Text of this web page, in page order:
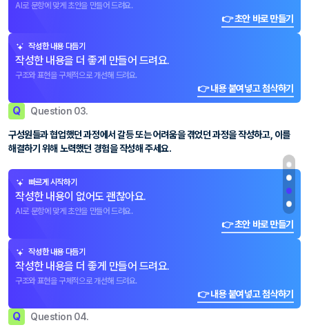
AI로 문항에 맞게 초안을 만들어 드려요.
👉 초안 바로 만들기
작성한 내용 다듬기
작성한 내용을 더 좋게 만들어 드려요.
구조와 표현을 구체적으로 개선해 드려요.
👉 내용 붙여넣고 첨삭하기
Q Question 03.
구성원들과 협업했던 과정에서 갈등 또는 어려움을 겪었던 과정을 작성하고, 이를
해결하기 위해 노력했던 경험을 작성해 주세요.
빠르게 시작하기
작성한 내용이 없어도 괜찮아요.
AI로 문항에 맞게 초안을 만들어 드려요.
👉 초안 바로 만들기
작성한 내용 다듬기
작성한 내용을 더 좋게 만들어 드려요.
구조와 표현을 구체적으로 개선해 드려요.
👉 내용 붙여넣고 첨삭하기
Q Question 04.